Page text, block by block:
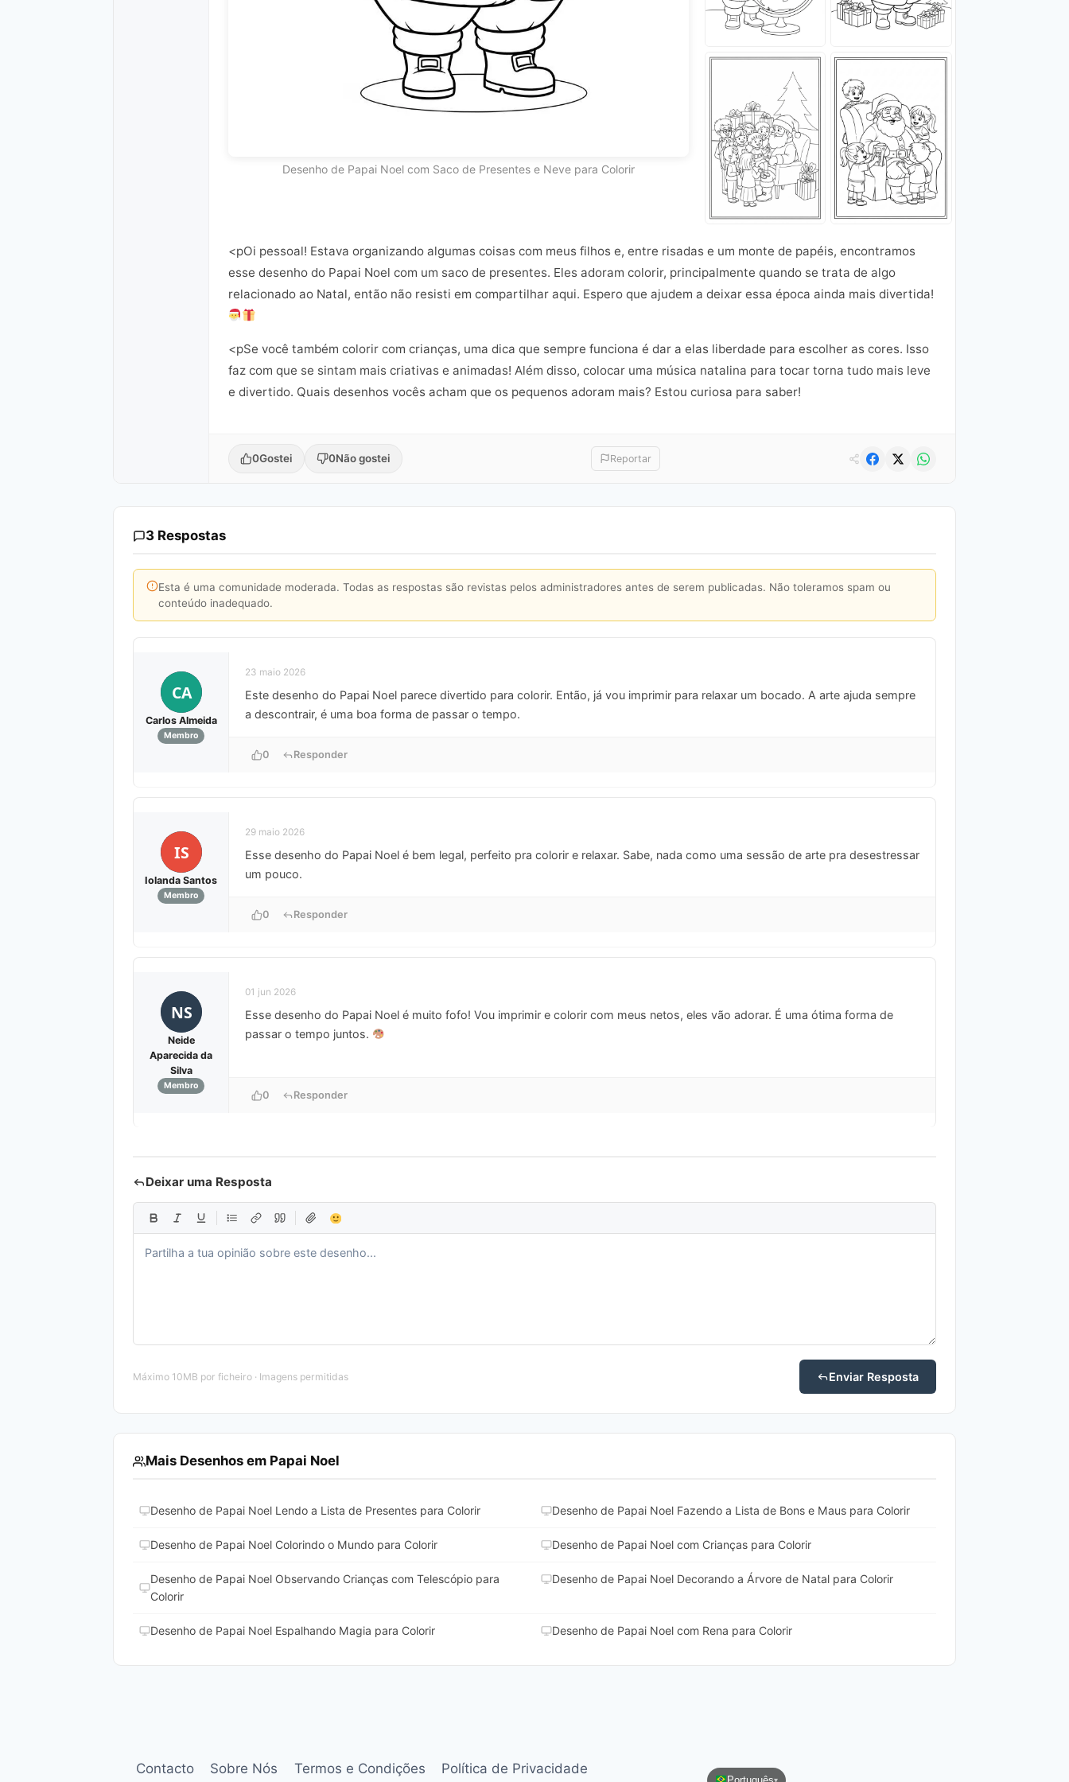
Desenho de Papai Noel com Saco de Presentes e Neve para Colorir
<pOi pessoal! Estava organizando algumas coisas com meus filhos e, entre risadas e um monte de papéis, encontramos
esse desenho do Papai Noel com um saco de presentes. Eles adoram colorir, principalmente quando se trata de algo
relacionado ao Natal, então não resisti em compartilhar aqui. Espero que ajudem a deixar essa época ainda mais divertida!
<pSe você também colorir com crianças, uma dica que sempre funciona é dar a elas liberdade para escolher as cores. Isso
faz com que se sintam mais criativas e animadas! Além disso, colocar uma música natalina para tocar torna tudo mais leve
e divertido. Quais desenhos vocês acham que os pequenos adoram mais? Estou curiosa para saber!
0Gostei 0Não gostei Reportar
3 Respostas
Esta é uma comunidade moderada. Todas as respostas são revistas pelos administradores antes de serem publicadas. Não toleramos spam ou
conteúdo inadequado.
CA
Carlos Almeida
Membro
23 maio 2026
Este desenho do Papai Noel parece divertido para colorir. Então, já vou imprimir para relaxar um bocado. A arte ajuda sempre
a descontrair, é uma boa forma de passar o tempo.
0 Responder
IS
Iolanda Santos
Membro
29 maio 2026
Esse desenho do Papai Noel é bem legal, perfeito pra colorir e relaxar. Sabe, nada como uma sessão de arte pra desestressar
um pouco.
0 Responder
NS
Neide
Aparecida da
Silva
Membro
01 jun 2026
Esse desenho do Papai Noel é muito fofo! Vou imprimir e colorir com meus netos, eles vão adorar. É uma ótima forma de
passar o tempo juntos.
0 Responder
Deixar uma Resposta
Máximo 10MB por ficheiro · Imagens permitidas Enviar Resposta
Mais Desenhos em Papai Noel
Desenho de Papai Noel Lendo a Lista de Presentes para Colorir Desenho de Papai Noel Fazendo a Lista de Bons e Maus para Colorir
Desenho de Papai Noel Colorindo o Mundo para Colorir Desenho de Papai Noel com Crianças para Colorir
Desenho de Papai Noel Observando Crianças com Telescópio para
Colorir
Desenho de Papai Noel Decorando a Árvore de Natal para Colorir
Desenho de Papai Noel Espalhando Magia para Colorir Desenho de Papai Noel com Rena para Colorir
Contacto Sobre Nós Termos e Condições Política de Privacidade
▾